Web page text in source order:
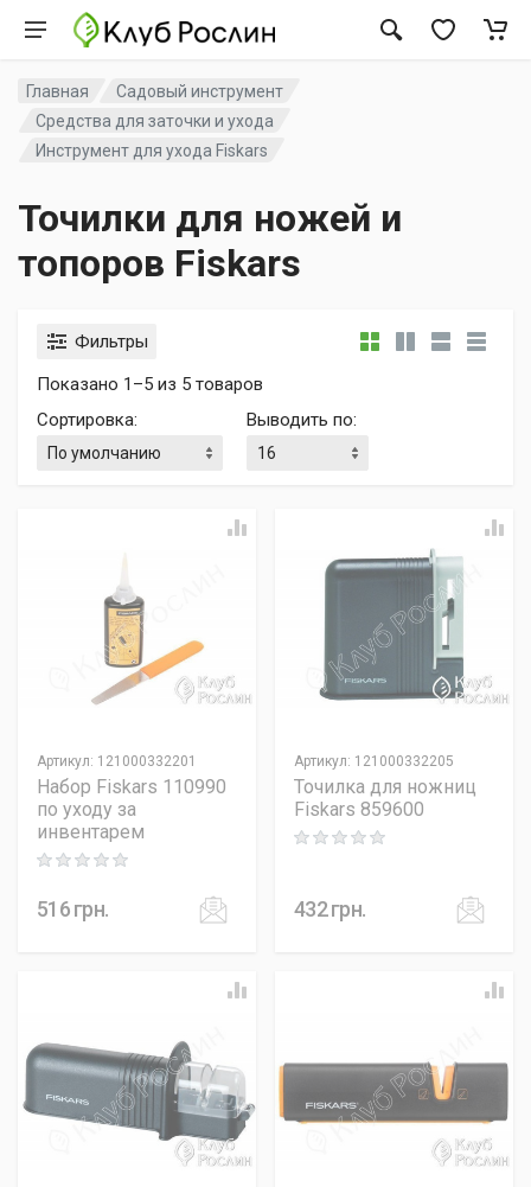
Главная
Садовый инструмент
Средства для заточки и ухода
Инструмент для ухода Fiskars
Точилки для ножей и
топоров Fiskars
Фильтры
Показано 1–5 из 5 товаров
Сортировка: Выводить по:
Артикул: 121000332201
Набор Fiskars 110990
по уходу за
инвентарем
Rating: 0 out of 5
516грн.
Артикул: 121000332205
Точилка для ножниц
Fiskars 859600
Rating: 0 out of 5
432грн.